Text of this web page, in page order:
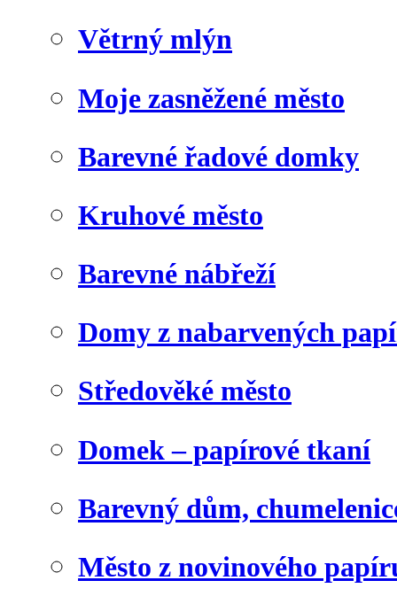
Větrný mlýn
Moje zasněžené město
Barevné řadové domky
Kruhové město
Barevné nábřeží
Domy z nabarvených
Středověké město
Domek – papírové tkaní
Barevný dům,
Město z novinového